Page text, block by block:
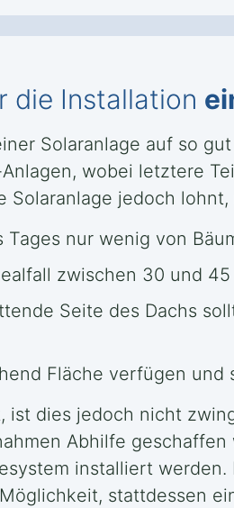
die Installation
Solaranlage auf so
wobei letztere
Solaranlage jedoch
Tages nur wenig von
zwischen 30 und
Seite des Dachs
Fläche verfügen
dies jedoch nicht
Abhilfe
installiert
stattdessen